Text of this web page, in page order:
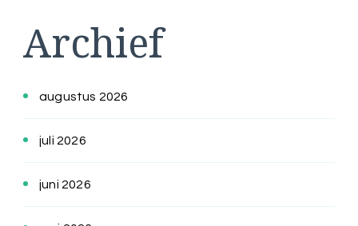
Archief
augustus 2026
juli 2026
juni 2026